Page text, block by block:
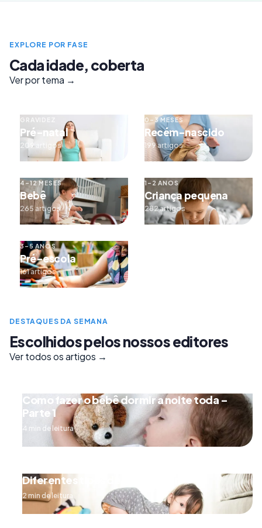
EXPLORE POR FASE
Cada idade, coberta
Ver por tema →
GRAVIDEZ
Pré-natal
209 artigos
0–3 MESES
Recém-nascido
199 artigos
4–12 MESES
Bebê
265 artigos
1–2 ANOS
Criança pequena
282 artigos
3–5 ANOS
Pré-escola
161 artigos
DESTAQUES DA SEMANA
Escolhidos pelos nossos editores
Ver todos os artigos →
Como fazer o bebê dormir a noite toda –
Parte 1
4 min de leitura
Diferentes tipos de engatinhar
2 min de leitura